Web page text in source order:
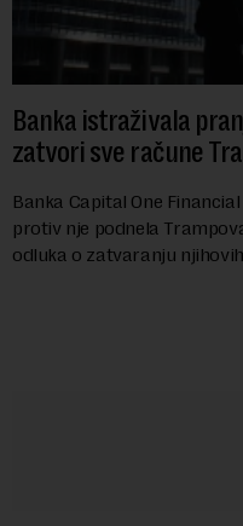
Banka istraživala
zatvori sve račune
Banka Capital One
protiv nje podnela
odluka o zatvaranju